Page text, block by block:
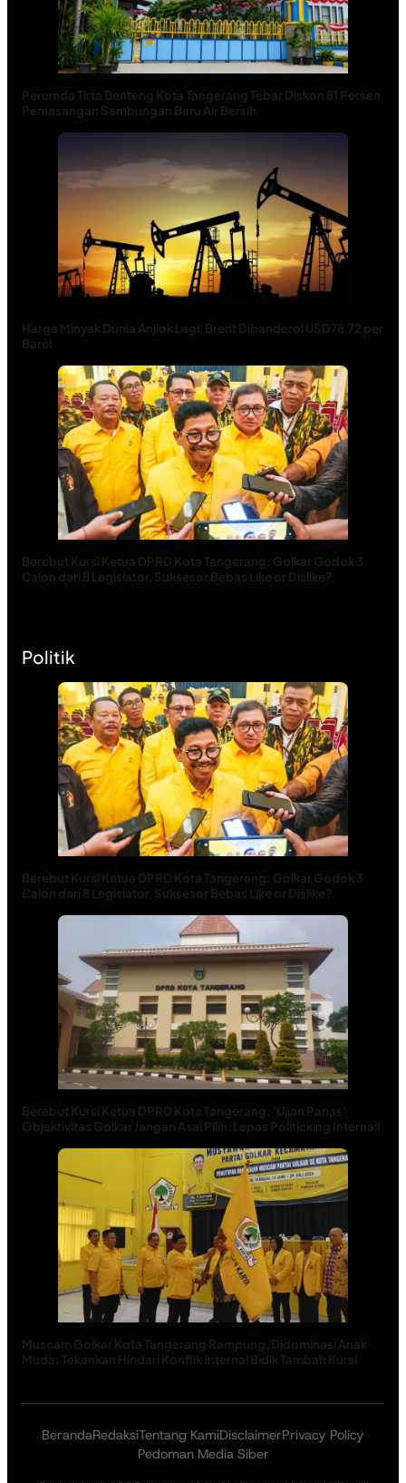
Perumda Tirta Benteng Kota Tangerang Tebar Diskon 81 Persen
Pemasangan Sambungan Baru Air Bersih
Harga Minyak Dunia Anjlok Lagi, Brent Dibanderol USD78,72 per
Barel
Berebut Kursi Ketua DPRD Kota Tangerang: Golkar Godok 3
Calon dari 8 Legislator, Suksesor Bebas Like or Dislike?
Politik
Berebut Kursi Ketua DPRD Kota Tangerang: Golkar Godok 3
Calon dari 8 Legislator, Suksesor Bebas Like or Dislike?
Berebut Kursi Ketua DPRD Kota Tangerang: ‘Ujian Panas’
Objektivitas Golkar Jangan Asal Pilih, Lepas Politicking Internal!
Muscam Golkar Kota Tangerang Rampung, Didominasi Anak
Muda: Tekankan Hindari Konflik Internal Bidik Tambah Kursi
BerandaRedaksiTentang KamiDisclaimerPrivacy Policy
Pedoman Media Siber